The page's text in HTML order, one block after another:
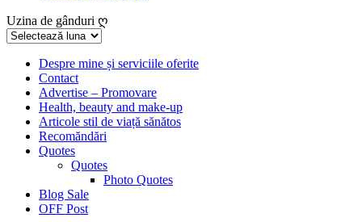
Uzina de gânduri ღ
Uzina
gânduriDespre mine și serviciile oferite
Contact
Advertise – Promovare
Health, beauty and make-up
Articole stil de viață sănătos
Recomăndări
Quotes
Quotes
Photo Quotes
Blog Sale
OFF Post